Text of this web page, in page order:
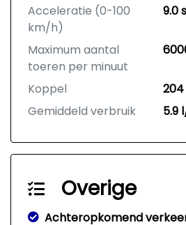
Acceleratie (0-100
km/h)
9.0
Maximum aantal
toeren per minuut
Koppel
Gemiddeld verbruik
5.9
Overige
Achteropkomend